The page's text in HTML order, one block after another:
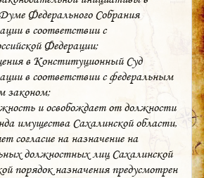
Федерального Собрания
в соответствии с
Федерации;
в Конституционный Суд
в соответствии с федеральным
законом;
и освобождает от должности
имущества Сахалинской области,
согласие на назначение на
должностных лиц Сахалинской
порядок назначения предусмотрен